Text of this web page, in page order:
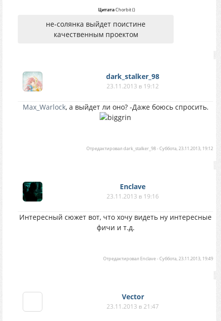
ЦитатаChorbit()
не-солянка выйдет поистине
качественным проектом
dark_stalker_98
23.11.2013 в 19:12
Max_Warlock, а выйдет ли оно? -Даже боюсь спросить.
Отредактировалdark_stalker_98-Суббота, 23.11.2013, 19:12
Enclave
23.11.2013 в 19:16
Интересный сюжет вот, что хочу видеть ну интересные
фичи и т.д.
Отредактировал Enclave-Суббота, 23.11.2013, 19:49
Vector
23.11.2013 в 21:47